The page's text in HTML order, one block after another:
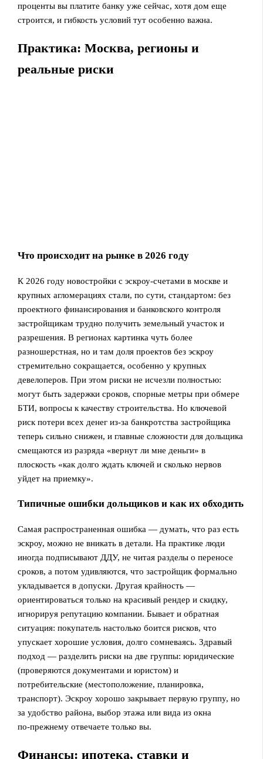
проценты вы платите банку уже сейчас, хотя дом еще
строится, и гибкость условий тут особенно важна.
Практика: Москва, регионы и
реальные риски
Что происходит на рынке в 2026 году
К 2026 году новостройки с эскроу-счетами в москве и
крупных агломерациях стали, по сути, стандартом: без
проектного финансирования и банковского контроля
застройщикам трудно получить земельный участок и
разрешения. В регионах картинка чуть более
разношерстная, но и там доля проектов без эскроу
стремительно сокращается, особенно у крупных
девелоперов. При этом риски не исчезли полностью:
могут быть задержки сроков, спорные метры при обмере
БТИ, вопросы к качеству строительства. Но ключевой
риск потери всех денег из‑за банкротства застройщика
теперь сильно снижен, и главные сложности для дольщика
смещаются из разряда «вернут ли мне деньги» в
плоскость «как долго ждать ключей и сколько нервов
уйдет на приемку».
Типичные ошибки дольщиков и как их обходить
Самая распространенная ошибка — думать, что раз есть
эскроу, можно не вникать в детали. На практике люди
иногда подписывают ДДУ, не читая разделы о переносе
сроков, а потом удивляются, что застройщик формально
укладывается в допуски. Другая крайность —
ориентироваться только на красивый рендер и скидку,
игнорируя репутацию компании. Бывает и обратная
ситуация: покупатель настолько боится рисков, что
упускает хорошие условия, долго сомневаясь. Здравый
подход — разделить риски на две группы: юридические
(проверяются документами и юристом) и
потребительские (местоположение, планировка,
транспорт). Эскроу хорошо закрывает первую группу, но
за удобство района, выбор этажа или вида из окна
по‑прежнему отвечаете только вы.
Финансы: ипотека, ставки и